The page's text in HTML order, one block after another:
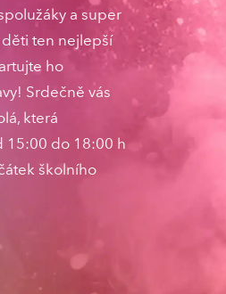
a super
ten nejlepší
ho
Srdečně vás
která
15:00 do 18:00 h
školního